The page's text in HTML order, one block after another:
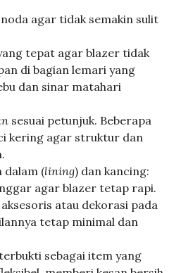
agar tidak semakin sulit
tepat agar blazer tidak
di bagian lemari yang
dan sinar matahari
sesuai petunjuk. Beberapa
kering agar struktur dan
dalam (lining) dan kancing:
agar blazer tetap rapi.
atau dekorasi pada
tetap minimal dan
sebagai item yang